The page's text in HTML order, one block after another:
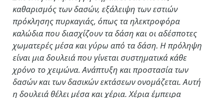
καθαρισμός των δασών, εξάλειψη των εστιών
πρόκλησης πυρκαγιάς, όπως τα ηλεκτροφόρα
καλώδια που διασχίζουν τα δάση και οι αδέσποτες
χωματερές μέσα και γύρω από τα δάση. Η πρόληψη
είναι μια δουλειά που γίνεται συστηματικά κάθε
χρόνο το χειμώνα. Ανάπτυξη και προστασία των
δασών και των δασικών εκτάσεων ονομάζεται. Αυτή
η δουλειά θέλει μέσα και χέρια. Χέρια έμπειρα